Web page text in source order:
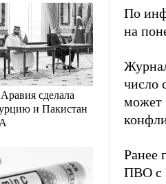
сделала
и Пакистан
По
на
число
может
Ранее
ПВО с